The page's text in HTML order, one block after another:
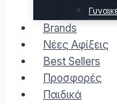
Brands
Νέες Αφίξεις
Best Sellers
Προσφορές
Παιδικά